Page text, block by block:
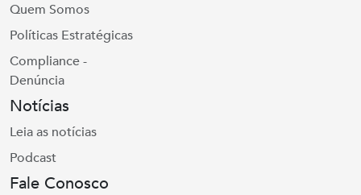
Quem Somos
Políticas Estratégicas
Compliance -
Denúncia
Notícias
Leia as notícias
Podcast
Fale Conosco